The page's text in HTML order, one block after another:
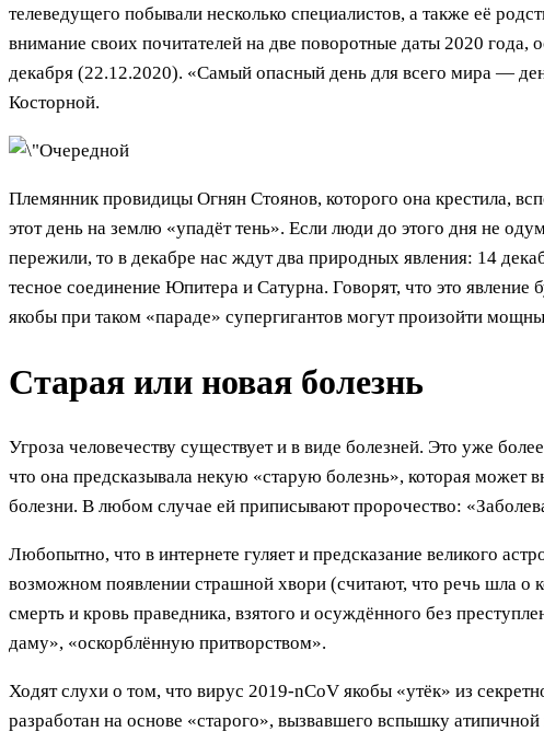
телеведущего побывали несколько специалистов, а также её
внимание своих почитателей на две поворотные даты 2020
декабря (22.12.2020). «Самый опасный день для всего мира —
Косторной.
Племянник провидицы Огнян Стоянов, которого она крестила,
этот день на землю «упадёт тень». Если люди до этого дня не
пережили, то в декабре нас ждут два природных явления: 14
тесное соединение Юпитера и Сатурна. Говорят, что это
якобы при таком «параде» супергигантов могут произойти
Старая или новая болезнь
Угроза человечеству существует и в виде болезней. Это уже
что она предсказывала некую «старую болезнь», которая может
болезни. В любом случае ей приписывают пророчество:
Любопытно, что в интернете гуляет и предсказание великого
возможном появлении страшной хвори (считают, что речь шла о
смерть и кровь праведника, взятого и осуждённого без
даму», «оскорблённую притворством».
Ходят слухи о том, что вирус 2019-nCoV якобы «утёк» из
разработан на основе «старого», вызвавшего вспышку